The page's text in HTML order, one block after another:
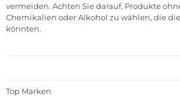
vermeiden. Achten Sie darauf, Produkte
Chemikalien oder Alkohol zu wählen, die
könnten.
Top Marken